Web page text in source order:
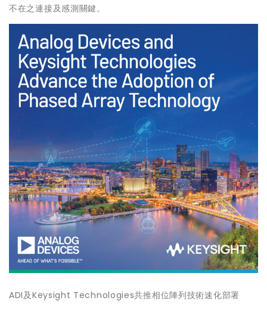
不在之連接及感測關鍵。
ADI及Keysight Technologies共推相位陣列技術速化部署